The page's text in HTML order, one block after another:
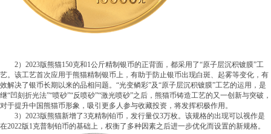
2）2023版熊猫150克和1公斤精制银币的正背面，都采用了“原子层沉积镀膜”工
艺。该工艺首次应用于熊猫精制银币上，有助于防止银币出现白斑、起雾等变化，有
效解决了银币长期以来的品相问题。“光变鳞彩”及“原子层沉积镀膜”工艺的运用，是
继“凹刻折光法”“喷砂”“反喷砂”“激光喷砂”之后，熊猫币铸造工艺的又一创新与突破，
对于提升中国熊猫币形象，吸引更多人参与收藏投资，将发挥积极作用。
3）2023版熊猫新增了3克精制铂币，发行量仅3万枚。该规格的出现可以视作是
在2022版1克普制铂币的基础上，权衡了多种因素之后进一步优化而设置的新规格。